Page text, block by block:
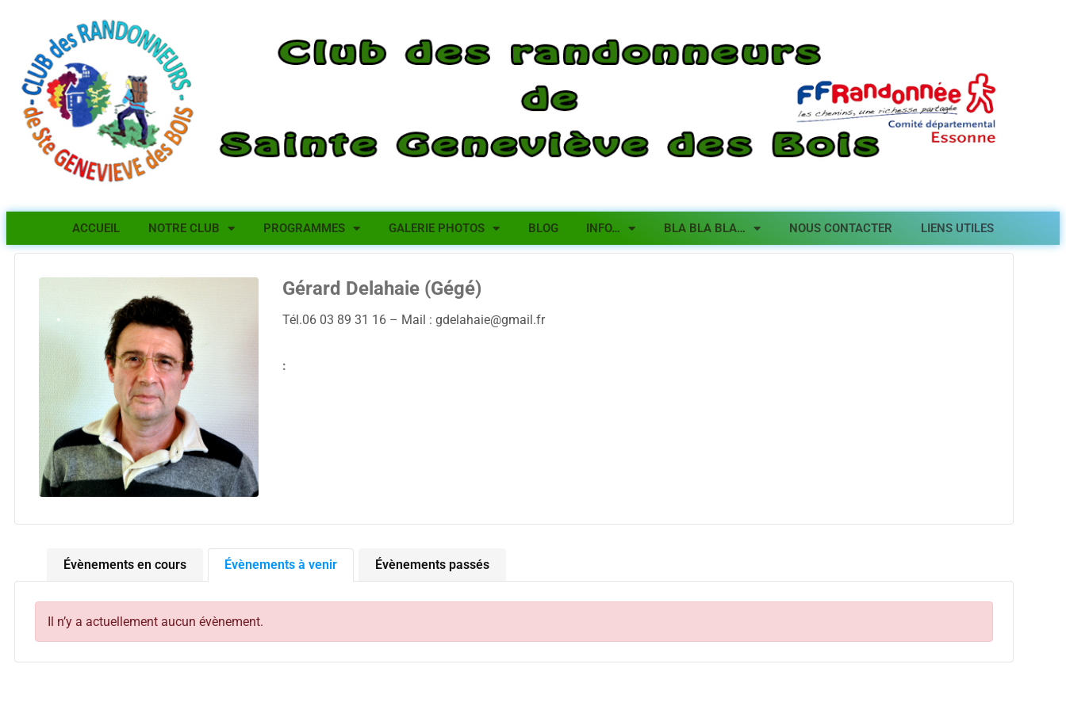
ACCUEIL NOTRE CLUB PROGRAMMES GALERIE PHOTOS BLOG INFO… BLA BLA BLA… NOUS CONTACTER LIENS UTILES
Gérard Delahaie (Gégé)
Tél.06 03 89 31 16 – Mail : gdelahaie@gmail.fr
:
Évènements en cours Évènements à venir Évènements passés
Il n’y a actuellement aucun évènement.